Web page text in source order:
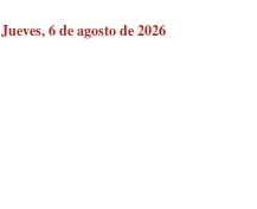
Jueves, 6 de agosto de 2026